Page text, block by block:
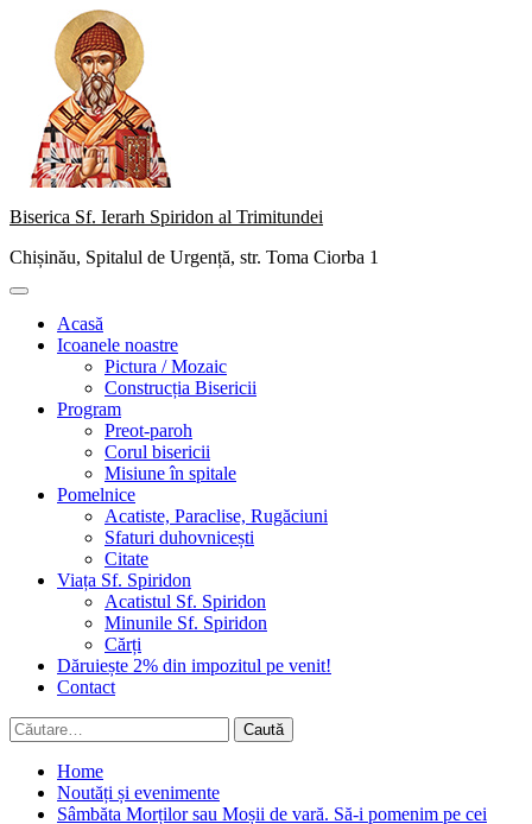
content
Biserica Sf. Ierarh Spiridon al Trimitundei
Chișinău, Spitalul de Urgență, str. Toma Ciorba 1
Primary
Acasă
Icoanele noastre
Pictura / Mozaic
Construcția Bisericii
Program
Preot-paroh
Corul bisericii
Misiune în spitale
Pomelnice
Acatiste, Paraclise, Rugăciuni
Sfaturi duhovnicești
Citate
Viața Sf. Spiridon
Acatistul Sf. Spiridon
Minunile Sf. Spiridon
Cărți
Dăruiește 2% din impozitul pe venit!
Contact
Caută
după:
Home
Noutăți și evenimente
Sâmbăta Morților sau Moșii de vară. Să-i pomenim pe cei